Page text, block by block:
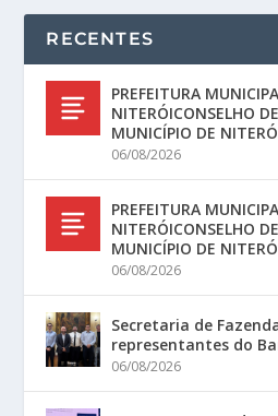
RECENTES
PREFEITURA
NITERÓICONSELHO
MUNICÍPIO DE
06/08/2026
PREFEITURA
NITERÓICONSELHO
MUNICÍPIO DE
06/08/2026
Secretaria de
representantes do
06/08/2026